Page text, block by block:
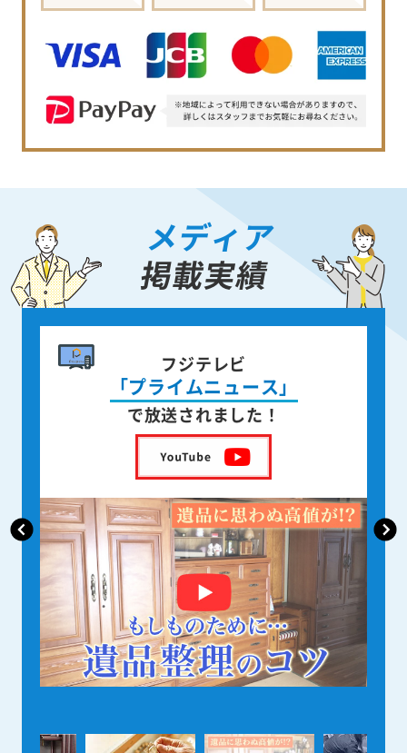
メディア
掲載実績
書籍出版
身近な人が
亡くなった後の遺品整理
を出版しました！